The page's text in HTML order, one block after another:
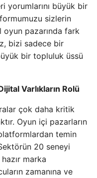
yorumlarını büyük bir
sizlerin
pazarında fark
bizi sadece bir
bir topluluk üssü
Varlıkların Rolü
çok daha kritik
Oyun içi pazarların
temin
20 seneyi
marka
zamanına ve